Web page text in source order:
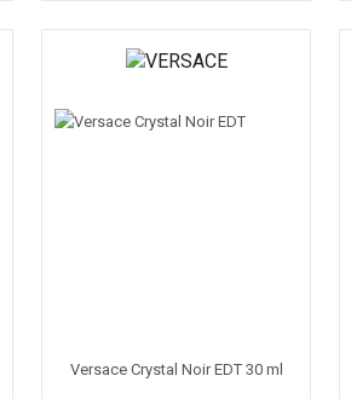
Versace Crystal Noir EDT 30 ml